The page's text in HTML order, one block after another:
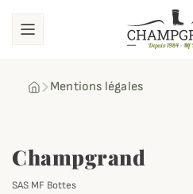
Mentions légales
Champgrand
SAS MF Bottes